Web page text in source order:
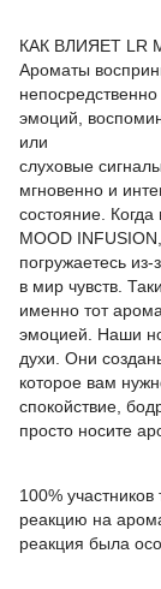
КАК ВЛИЯЕТ LR
Ароматы
эмоций,
или
слуховые
мгновенно и
состояние.
MOOD
погружаетесь
в мир чувств.
именно тот
эмоцией. Наши
духи. Они
которое вам
спокойствие,
просто носите
100%
реакцию на
реакция была